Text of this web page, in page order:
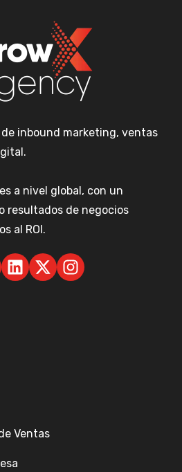
inbound marketing, ventas
a nivel global, con un
resultados de negocios
al ROI.
Ventas